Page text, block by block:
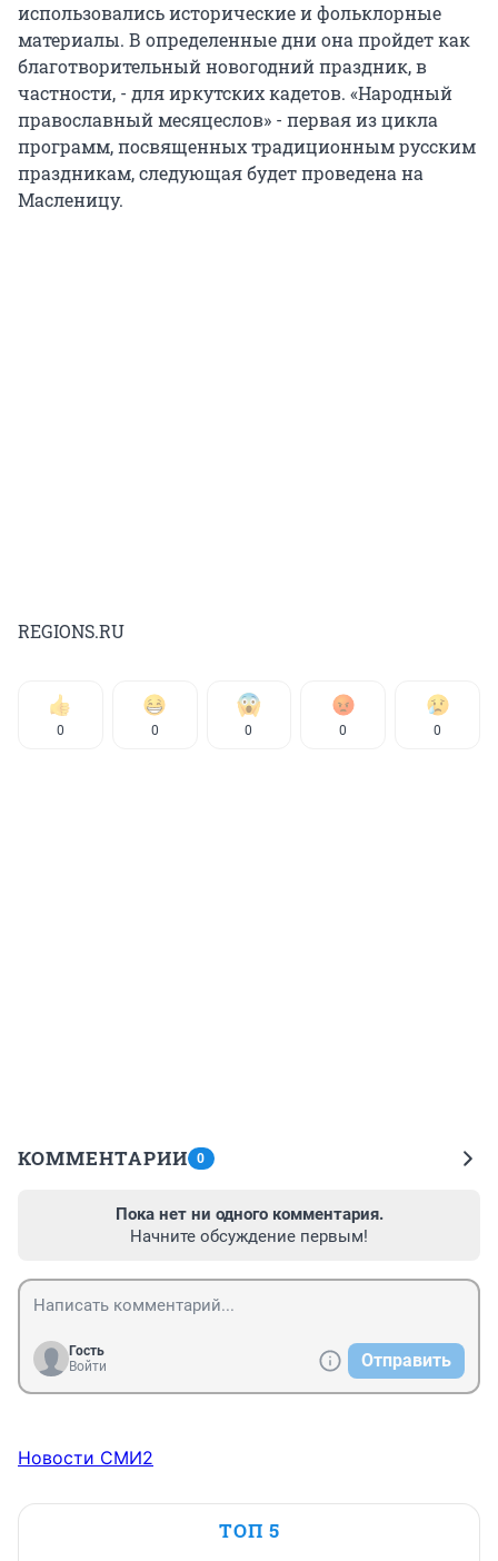
использовались исторические и фольклорные
материалы. В определенные дни она пройдет как
благотворительный новогодний праздник, в
частности, - для иркутских кадетов. «Народный
православный месяцеслов» - первая из цикла
программ, посвященных традиционным русским
праздникам, следующая будет проведена на
Масленицу.
REGIONS.RU
0 0 0 0 0
КОММЕНТАРИИ 0
Пока нет ни одного комментария.
Начните обсуждение первым!
Гость
Войти
Отправить
Новости СМИ2
ТОП 5